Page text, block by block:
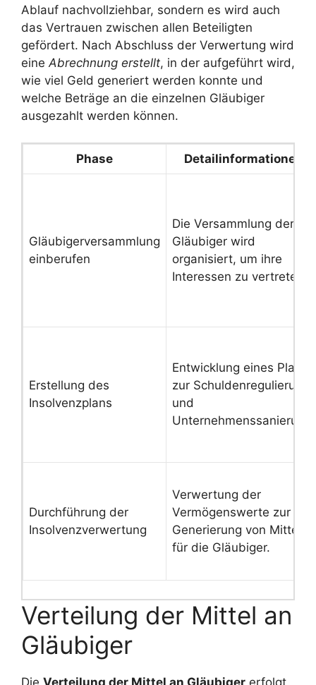
Ablauf nachvollziehbar, sondern es wird auch
das Vertrauen zwischen allen Beteiligten
gefördert. Nach Abschluss der Verwertung wird
eine Abrechnung erstellt, in der aufgeführt wird,
wie viel Geld generiert werden konnte und
welche Beträge an die einzelnen Gläubiger
ausgezahlt werden können.
Phase Detailinformationen
Gläubigerversammlung
einberufen
Die Versammlung der
Gläubiger wird
organisiert, um ihre
Interessen zu vertreten.
Erstellung des
Insolvenzplans
Entwicklung eines Plans
zur Schuldenregulierung
und
Unternehmenssanierung.
Durchführung der
Insolvenzverwertung
Verwertung der
Vermögenswerte zur
Generierung von Mitteln
für die Gläubiger.
Verteilung der Mittel an
Gläubiger
Die Verteilung der Mittel an Gläubiger erfolgt,